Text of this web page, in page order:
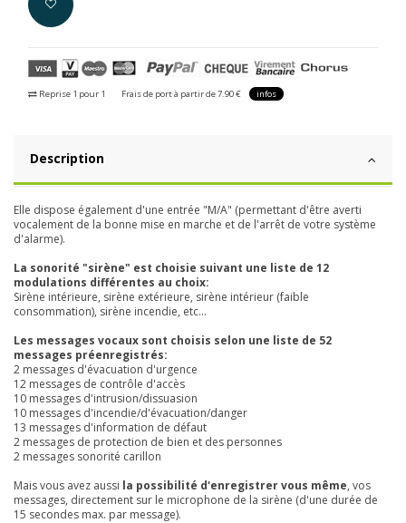
Reprise 1 pour 1 Frais de port à partir de 7.90 € infos
Description
Elle dispose également d'une entrée "M/A" (permettant d'être averti
vocalement de la bonne mise en marche et de l'arrêt de votre système
d'alarme).
La sonorité "sirène" est choisie suivant une liste de 12
modulations différentes au choix:
Sirène intérieure, sirène extérieure, sirène intérieur (faible
consommation), sirène incendie, etc...
Les messages vocaux sont choisis selon une liste de 52
messages préenregistrés:
2 messages d'évacuation d'urgence
12 messages de contrôle d'accès
10 messages d'intrusion/dissuasion
10 messages d'incendie/d'évacuation/danger
13 messages d'information de défaut
2 messages de protection de bien et des personnes
2 messages sonorité carillon
Mais vous avez aussi la possibilité d'enregistrer vous même, vos
messages, directement sur le microphone de la sirène (d'une durée de
15 secondes max. par message).